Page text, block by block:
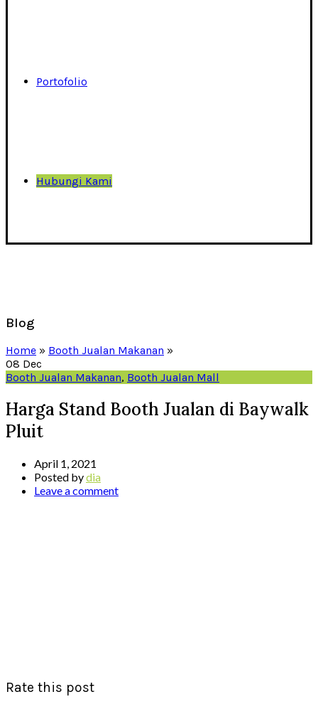
Portofolio
Hubungi Kami
Blog
Home » Booth Jualan Makanan »
08 Dec
Booth Jualan Makanan, Booth Jualan Mall
Harga Stand Booth Jualan di Baywalk
Pluit
April 1, 2021
Posted bydia
Leave a comment
Rate this post